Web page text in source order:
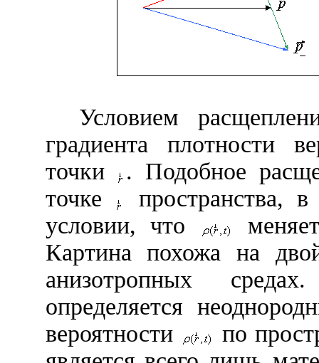
Условием
градиента плотности
точки
. Подобное
точке
пространства,
условии, что
Картина похожа на
анизотропных
определяется
вероятности
по